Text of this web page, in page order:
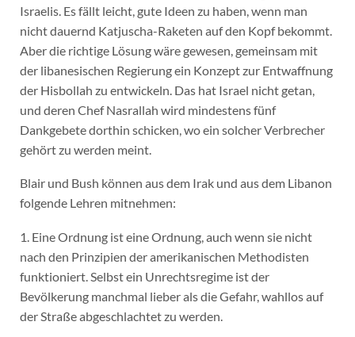
Israelis. Es fällt leicht, gute Ideen zu haben, wenn man
nicht dauernd Katjuscha-Raketen auf den Kopf bekommt.
Aber die richtige Lösung wäre gewesen, gemeinsam mit
der libanesischen Regierung ein Konzept zur Entwaffnung
der Hisbollah zu entwickeln. Das hat Israel nicht getan,
und deren Chef Nasrallah wird mindestens fünf
Dankgebete dorthin schicken, wo ein solcher Verbrecher
gehört zu werden meint.
Blair und Bush können aus dem Irak und aus dem Libanon
folgende Lehren mitnehmen:
1. Eine Ordnung ist eine Ordnung, auch wenn sie nicht
nach den Prinzipien der amerikanischen Methodisten
funktioniert. Selbst ein Unrechtsregime ist der
Bevölkerung manchmal lieber als die Gefahr, wahllos auf
der Straße abgeschlachtet zu werden.